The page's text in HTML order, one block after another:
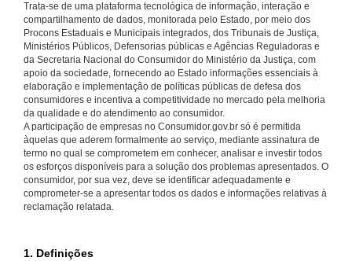
Trata-se de uma plataforma tecnológica de informação, interação e
compartilhamento de dados, monitorada pelo Estado, por meio dos
Procons Estaduais e Municipais integrados, dos Tribunais de Justiça,
Ministérios Públicos, Defensorias públicas e Agências Reguladoras e
da Secretaria Nacional do Consumidor do Ministério da Justiça, com
apoio da sociedade, fornecendo ao Estado informações essenciais à
elaboração e implementação de políticas públicas de defesa dos
consumidores e incentiva a competitividade no mercado pela melhoria
da qualidade e do atendimento ao consumidor.
A participação de empresas no Consumidor.gov.br só é permitida
àquelas que aderem formalmente ao serviço, mediante assinatura de
termo no qual se comprometem em conhecer, analisar e investir todos
os esforços disponíveis para a solução dos problemas apresentados. O
consumidor, por sua vez, deve se identificar adequadamente e
comprometer-se a apresentar todos os dados e informações relativas à
reclamação relatada.
1. Definições